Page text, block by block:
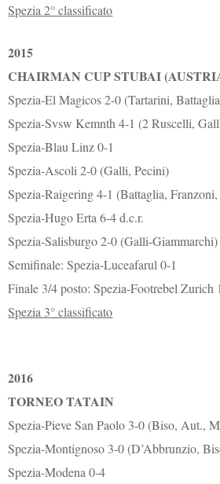
Spezia 2° classificato
2015
CHAIRMAN CUP STUBAI
Spezia-El Magicos 2-0 (Tartarini,
Spezia-Svsw Kemnth 4-1 (2 Ruscelli,
Spezia-Blau Linz 0-1
Spezia-Ascoli 2-0 (Galli, Pecini)
Spezia-Raigering 4-1 (Battaglia,
Spezia-Hugo Erta 6-4 d.c.r.
Spezia-Salisburgo 2-0 (Galli-Giammarchi)
Semifinale: Spezia-Luceafarul 0-1
Finale 3/4 posto: Spezia-Footrebel Zurich
Spezia 3° classificato
2016
TORNEO TATAIN
Spezia-Pieve San Paolo 3-0 (Biso, Aut.,
Spezia-Montignoso 3-0 (D’Abbrunzio,
Spezia-Modena 0-4